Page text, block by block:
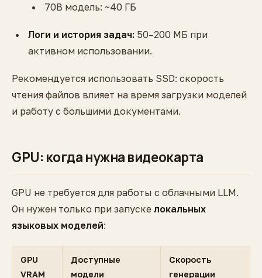
70B модель: ~40 ГБ
Логи и история задач: 50–200 МБ при
активном использовании.
Рекомендуется использовать SSD: скорость
чтения файлов влияет на время загрузки моделей
и работу с большими документами.
GPU: когда нужна видеокарта
GPU не требуется для работы с облачными LLM.
Он нужен только при запуске локальных
языковых моделей:
GPU
VRAM
Доступные
модели
Скорость
генерации